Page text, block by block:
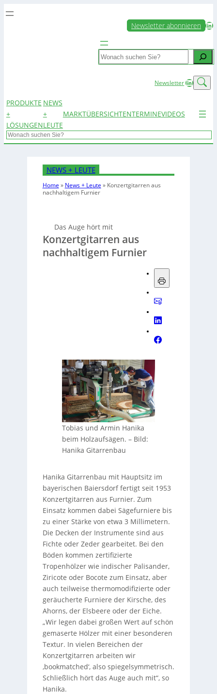
Newsletter abonnieren LinkedIn
Search
NewsletterLinkedIn
PRODUKTE
+
LÖSUNGEN
NEWS
+
LEUTE
MARKTÜBERSICHTENTERMINEVIDEOS
Search
NEWS + LEUTE
Home » News + Leute » Konzertgitarren aus
nachhaltigem Furnier
Das Auge hört mit
Konzertgitarren aus
nachhaltigem Furnier
Tobias und Armin Hanika
beim Holzaufsägen. – Bild:
Hanika Gitarrenbau
Hanika Gitarrenbau mit Hauptsitz im
bayerischen Baiersdorf fertigt seit 1953
Konzertgitarren aus Furnier. Zum
Einsatz kommen dabei Sägefurniere bis
zu einer Stärke von etwa 3 Millimetern.
Die Decken der Instrumente sind aus
Fichte oder Zeder gearbeitet. Bei den
Böden kommen zertifizierte
Tropenhölzer wie indischer Palisander,
Ziricote oder Bocote zum Einsatz, aber
auch teilweise thermomodifizierte oder
geräucherte Furniere der Kirsche, des
Ahorns, der Elsbeere oder der Eiche.
„Wir legen dabei großen Wert auf schön
gemaserte Hölzer mit einer besonderen
Textur. In vielen Bereichen der
Konzertgitarren arbeiten wir
‚bookmatched‘, also spiegelsymmetrisch.
Schließlich hört das Auge auch mit“, so
Hanika.